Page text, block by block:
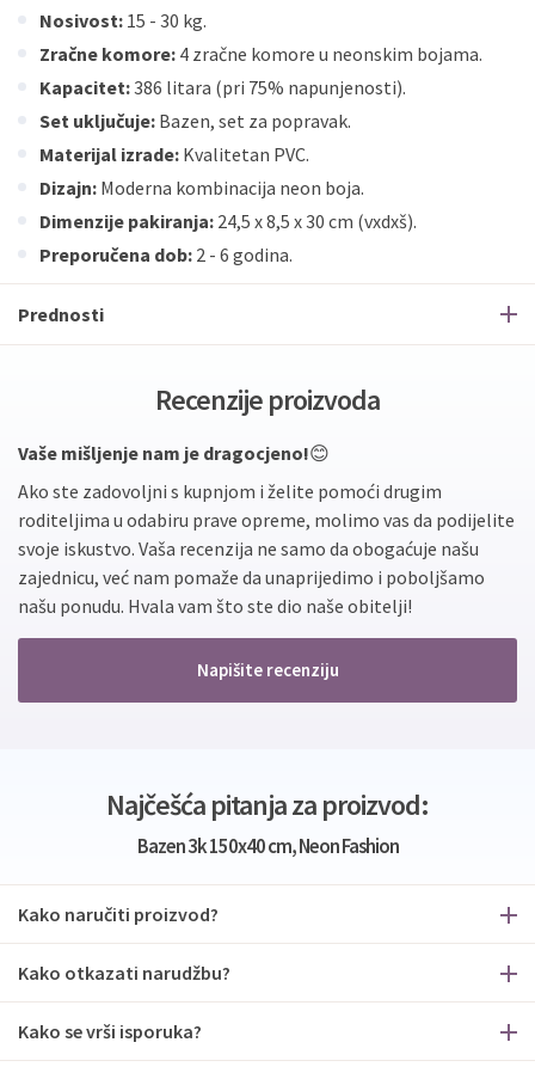
Nosivost: 15 - 30 kg.
Zračne komore: 4 zračne komore u neonskim bojama.
Kapacitet:386 litara (pri 75% napunjenosti).
Set uključuje: Bazen, set za popravak.
Materijal izrade: Kvalitetan PVC.
Dizajn: Moderna kombinacija neon boja.
Dimenzije pakiranja: 24,5 x 8,5 x 30 cm (vxdxš).
Preporučena dob: 2 - 6 godina.
Prednosti
Recenzije proizvoda
Vaše mišljenje nam je dragocjeno!😊
Ako ste zadovoljni s kupnjom i želite pomoći drugim
roditeljima u odabiru prave opreme, molimo vas da podijelite
svoje iskustvo. Vaša recenzija ne samo da obogaćuje našu
zajednicu, već nam pomaže da unaprijedimo i poboljšamo
našu ponudu. Hvala vam što ste dio naše obitelji!
Napišite recenziju
Najčešća pitanja za proizvod:
Bazen 3k 150x40 cm, Neon Fashion
Kako naručiti proizvod?
Kako otkazati narudžbu?
Kako se vrši isporuka?